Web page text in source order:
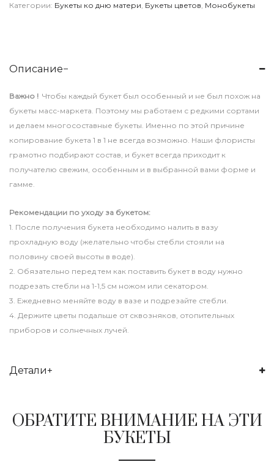
Категории: Букеты ко дню матери, Букеты цветов, Монобукеты
Описание
Важно ! Чтобы каждый букет был особенный и не был похож на
букеты масс-маркета. Поэтому мы работаем с редкими сортами
и делаем многосоставные букеты. Именно по этой причине
копирование букета 1 в 1 не всегда возможно. Наши флористы
грамотно подбирают состав, и букет всегда приходит к
получателю свежим, особенным и в выбранной вами форме и
гамме.
Рекомендации по уходу за букетом:
1. После получения букета необходимо налить в вазу
прохладную воду (желательно чтобы стебли стояли на
половину своей высоты в воде).
2. Обязательно перед тем как поставить букет в воду нужно
подрезать стебли на 1-1,5 см ножом или секатором.
3. Ежедневно меняйте воду в вазе и подрезайте стебли.
4. Держите цветы подальше от сквозняков, отопительных
приборов и солнечных лучей.
Детали
ОБРАТИТЕ ВНИМАНИЕ НА ЭТИ
БУКЕТЫ